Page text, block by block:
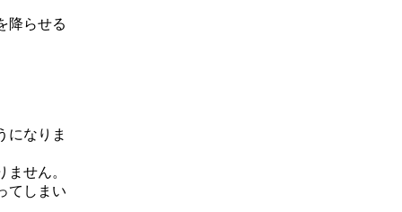
降らせる
になりま
せん。
てしまい